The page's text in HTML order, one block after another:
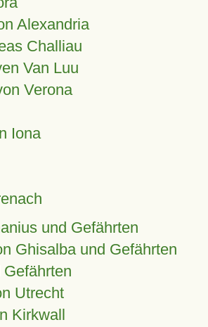
Alexandria
Challiau
Van Luu
Verona
Iona
und Gefährten
Ghisalba und Gefährten
Utrecht
Kirkwall